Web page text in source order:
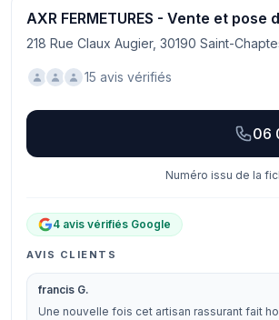
AXR FERMETURES - Vente et
218 Rue Claux Augier, 30190 Saint-
15 avis vérifiés
06
Numéro issu de la
4 avis vérifiés Google
AVIS CLIENTS
francis G.
Une nouvelle fois cet artisan rassurant fait